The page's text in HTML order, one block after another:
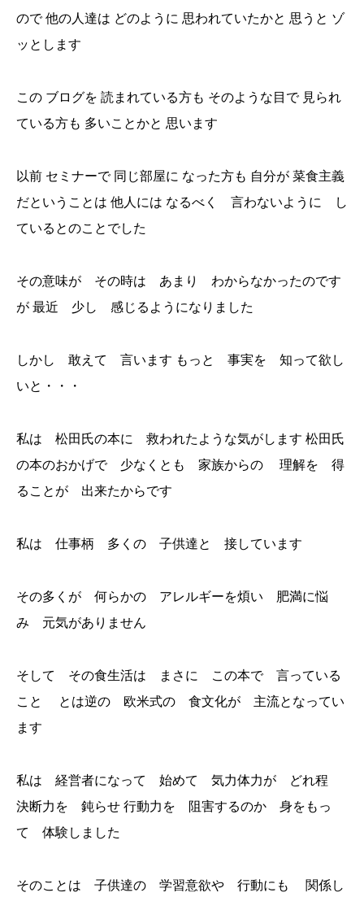
ので 他の人達は どのように 思われていたかと 思うと ゾ
ッとします
この ブログを 読まれている方も そのような目で 見られ
ている方も 多いことかと 思います
以前 セミナーで 同じ部屋に なった方も 自分が 菜食主義
だということは 他人には なるべく 言わないように し
ているとのことでした
その意味が その時は あまり わからなかったのです
が 最近 少し 感じるようになりました
しかし 敢えて 言います もっと 事実を 知って欲し
いと・・・
私は 松田氏の本に 救われたような気がします 松田氏
の本のおかげで 少なくとも 家族からの 理解を 得
ることが 出来たからです
私は 仕事柄 多くの 子供達と 接しています
その多くが 何らかの アレルギーを煩い 肥満に悩
み 元気がありません
そして その食生活は まさに この本で 言っている
こと とは逆の 欧米式の 食文化が 主流となってい
ます
私は 経営者になって 始めて 気力体力が どれ程
決断力を 鈍らせ 行動力を 阻害するのか 身をもっ
て 体験しました
そのことは 子供達の 学習意欲や 行動にも 関係し